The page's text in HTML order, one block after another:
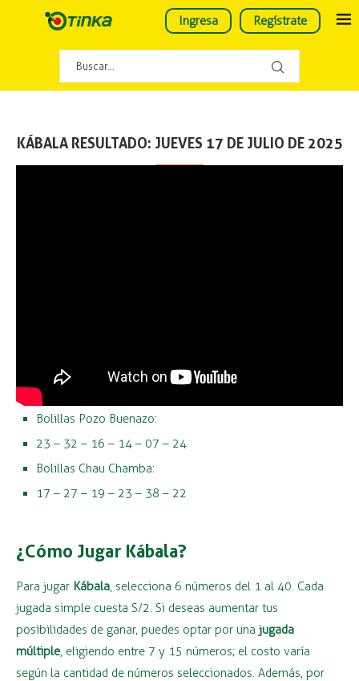
Ingresa Regístrate
KÁBALA RESULTADO: JUEVES 17 DE JULIO DE 2025
Bolillas Pozo Buenazo:
23 – 32 – 16 – 14 – 07 – 24
Bolillas Chau Chamba:
17 – 27 – 19 – 23 – 38 – 22
¿Cómo Jugar Kábala?
Para jugar Kábala, selecciona 6 números del 1 al 40. Cada
jugada simple cuesta S/2. Si deseas aumentar tus
posibilidades de ganar, puedes optar por una jugada
múltiple, eligiendo entre 7 y 15 números; el costo varía
según la cantidad de números seleccionados. Además, por